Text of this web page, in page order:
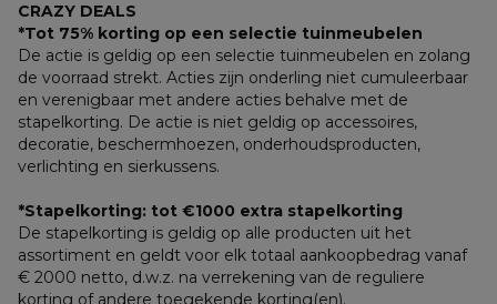
CRAZY DEALS
*Tot 75% korting op een selectie tuinmeubelen
De actie is geldig op een selectie tuinmeubelen en zolang
de voorraad strekt. Acties zijn onderling niet cumuleerbaar
en verenigbaar met andere acties behalve met de
stapelkorting. De actie is niet geldig op accessoires,
decoratie, beschermhoezen, onderhoudsproducten,
verlichting en sierkussens.
*Stapelkorting: tot €1000 extra stapelkorting
De stapelkorting is geldig op alle producten uit het
assortiment en geldt voor elk totaal aankoopbedrag vanaf
€ 2000 netto, d.w.z. na verrekening van de reguliere
korting of andere toegekende korting(en).